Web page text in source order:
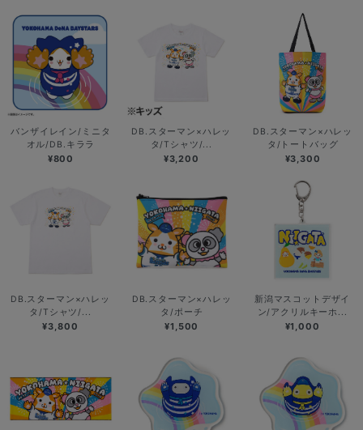
バンザイレイン/ミニタ
オル/DB.キララ
¥800
DB.スターマン×ハレッ
タ/Tシャツ/...
¥3,200
DB.スターマン×ハレッ
タ/トートバッグ
¥3,300
DB.スターマン×ハレッ
タ/Tシャツ/...
¥3,800
DB.スターマン×ハレッ
タ/ポーチ
¥1,500
新潟マスコットデザイ
ン/アクリルキーホ...
¥1,000